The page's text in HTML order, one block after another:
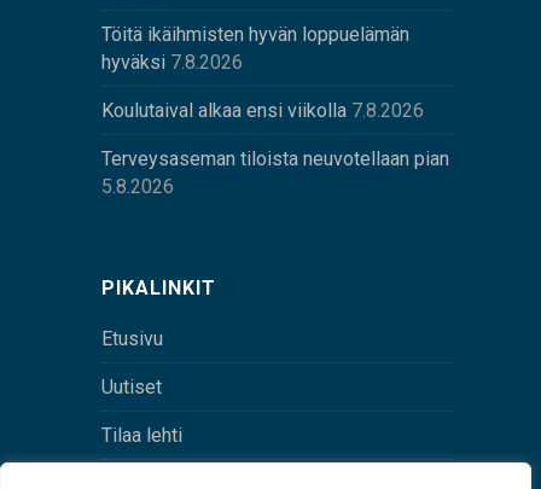
Töitä ikäihmisten hyvän loppuelämän
hyväksi 7.8.2026
Koulutaival alkaa ensi viikolla 7.8.2026
Terveysaseman tiloista neuvotellaan pian
5.8.2026
PIKALINKIT
Etusivu
Uutiset
Tilaa lehti